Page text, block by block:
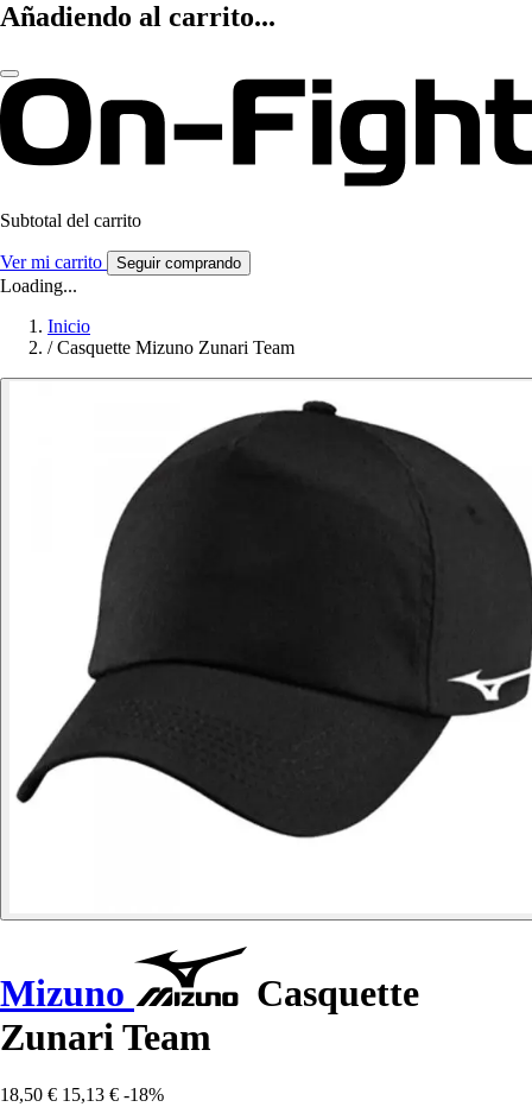
Añadiendo al carrito...
Subtotal del carrito
Ver mi carrito Seguir comprando
Loading...
Inicio
/ Casquette Mizuno Zunari Team
Mizuno
Casquette
Zunari Team
18,50 € 15,13 € -18%